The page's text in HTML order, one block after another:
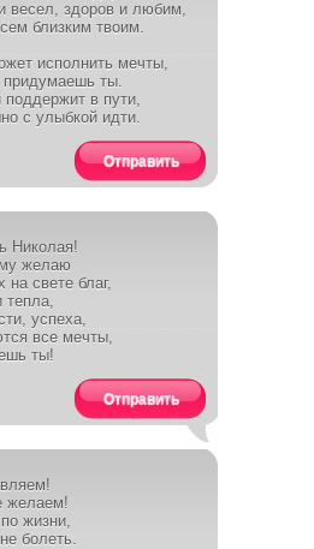
весел, здоров и любим,
близким твоим.
исполнить мечты,
придумаешь ты.
в пути,
с улыбкой идти.
Отправить
Николая!
желаю
на свете благ,
тепла,
успеха,
все мечты,
ты!
Отправить
желаем!
жизни,
болеть.